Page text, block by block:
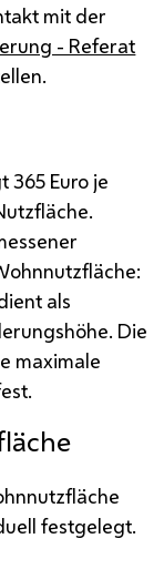
mit der
- Referat
365 Euro je
als
Die
maximale
festgelegt.